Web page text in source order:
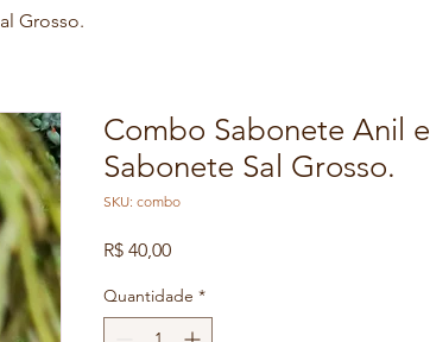
Grosso.
Combo Sabonete Anil e
Sabonete Sal Grosso.
SKU: combo
R$ 40,00Preço
Quantidade *